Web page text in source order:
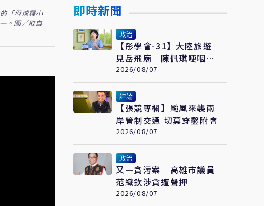
「母球釋小
。圖／取自
即時新聞
政治
【彤學會-31】大陸旅遊
見岳飛廟 陳佩琪哽咽：
盼能為柯文哲京華城案平
反
2026/08/07
評論
【張競專欄】颱風來襲兩
岸管制交通 切莫穿鑿附會
2026/08/07
政治
又一貪污案 高雄市議員
范織欽涉貪遭聲押
2026/08/07